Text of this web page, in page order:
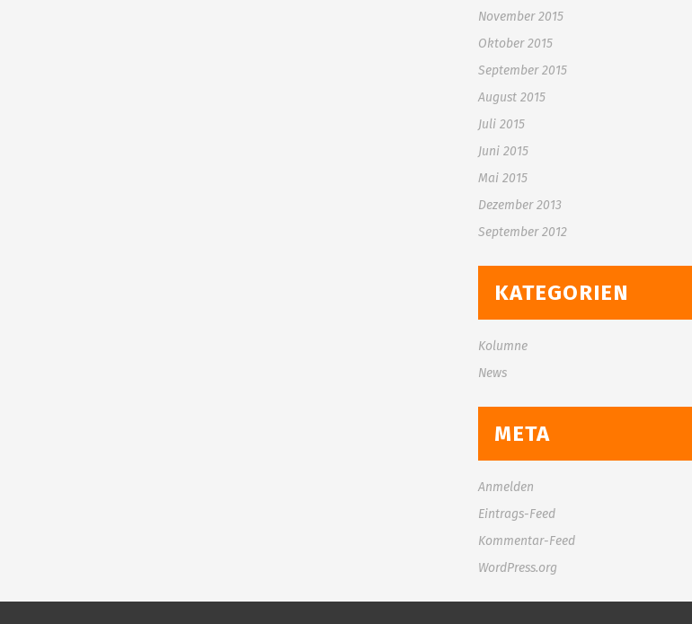
November 2015
Oktober 2015
September 2015
August 2015
Juli 2015
Juni 2015
Mai 2015
Dezember 2013
September 2012
KATEGORIEN
Kolumne
News
META
Anmelden
Eintrags-Feed
Kommentar-Feed
WordPress.org